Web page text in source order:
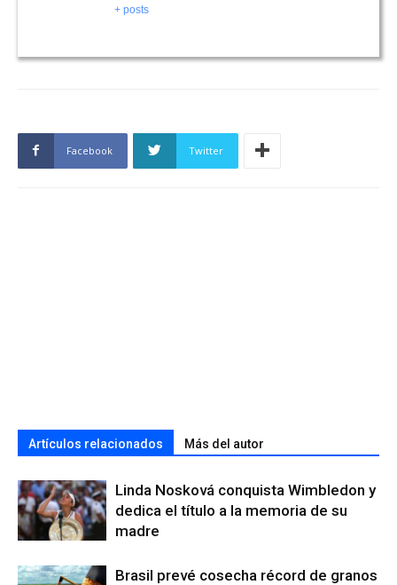
+ posts
Facebook Twitter
Artículos relacionados Más del autor
Linda Nosková conquista Wimbledon y
dedica el título a la memoria de su
madre
Brasil prevé cosecha récord de granos